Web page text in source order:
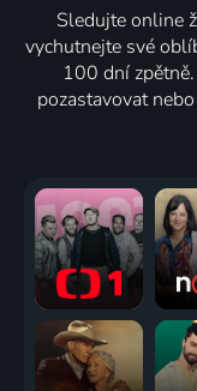
Sledujte online
vychutnejte své
100 dní
pozastavovat